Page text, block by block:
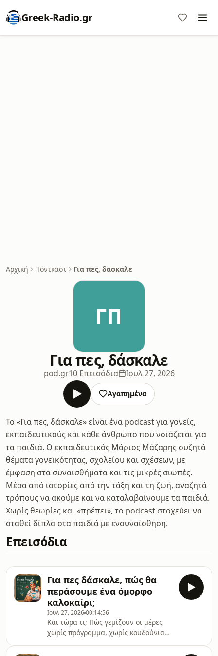
Greek-Radio.gr
Αρχική Πόντκαστ Για πες, δάσκαλε
ΓΠ
Για πες, δάσκαλε
pod.gr10 Επεισόδια Ιουλ 27, 2026
Αγαπημένα
Το «Για πες, δάσκαλε» είναι ένα podcast για γονείς,
εκπαιδευτικούς και κάθε άνθρωπο που νοιάζεται για
τα παιδιά. Ο εκπαιδευτικός Μάριος Μάζαρης συζητά
θέματα γονεϊκότητας, σχολείου και σχέσεων, με
έμφαση στα συναισθήματα και τις μικρές σιωπές.
Μέσα από ιστορίες από την τάξη και τη ζωή, αναζητά
τρόπους να ακούμε και να καταλαβαίνουμε τα παιδιά.
Χωρίς θεωρίες και «πρέπει», το podcast στοχεύει να
σταθεί δίπλα στα παιδιά με ενσυναίσθηση.
Επεισόδια
Για πες δάσκαλε, πώς θα
περάσουμε ένα όμορφο
καλοκαίρι;
Ιουλ 27, 202600:14:56
Και τώρα τι; Πώς γεμίζουν οι μέρες
χωρίς πρόγραμμα, χωρίς κουδούνια